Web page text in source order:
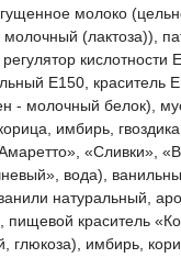
молоко
(лактоза)),
кислотности
Е150, краситель
- молочный белок),
имбирь,
«Сливки»,
вода),
натуральный,
пищевой краситель
глюкоза), имбирь,